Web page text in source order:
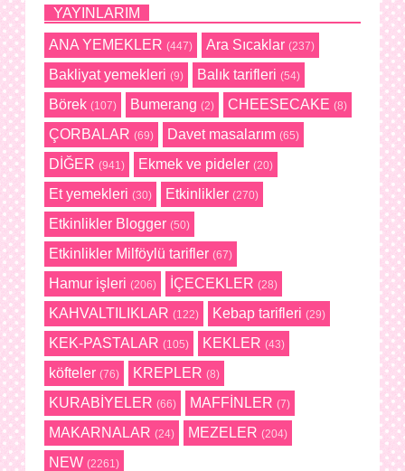
YAYINLARIM
ANA YEMEKLER (447) Ara Sıcaklar (237)
Bakliyat yemekleri (9) Balık tarifleri (54)
Börek (107) Bumerang (2) CHEESECAKE (8)
ÇORBALAR (69) Davet masalarım (65)
DİĞER (941) Ekmek ve pideler (20)
Et yemekleri (30) Etkinlikler (270)
Etkinlikler Blogger (50)
Etkinlikler Milföylü tarifler (67)
Hamur işleri (206) İÇECEKLER (28)
KAHVALTILIKLAR (122) Kebap tarifleri (29)
KEK-PASTALAR (105) KEKLER (43)
köfteler (76) KREPLER (8)
KURABİYELER (66) MAFFİNLER (7)
MAKARNALAR (24) MEZELER (204)
NEW (2261)